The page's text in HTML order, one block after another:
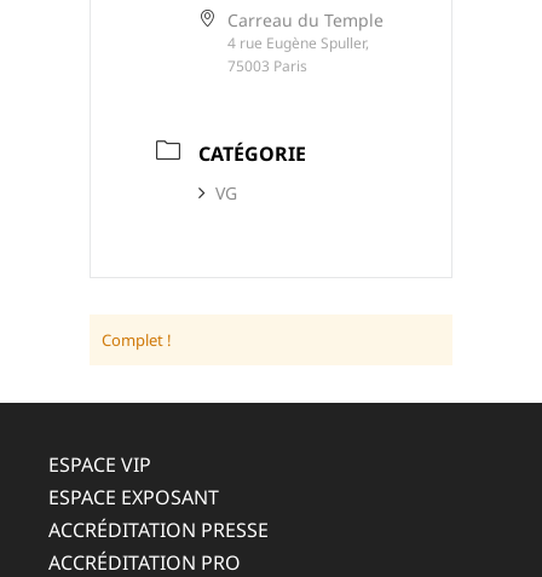
Carreau du Temple
4 rue Eugène Spuller,
75003 Paris
CATÉGORIE
VG
Complet !
ESPACE VIP
ESPACE EXPOSANT
ACCRÉDITATION PRESSE
ACCRÉDITATION PRO